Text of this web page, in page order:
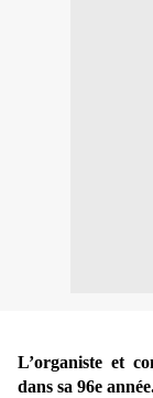
L’organiste et
dans sa 96e